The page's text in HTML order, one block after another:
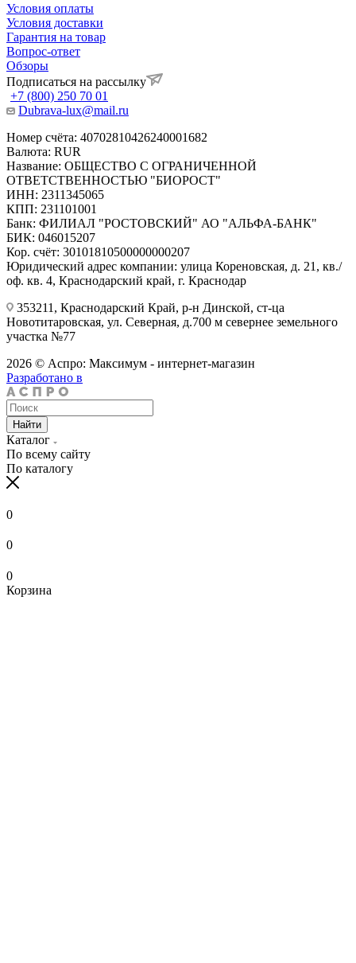
Условия оплаты
Условия доставки
Гарантия на товар
Вопрос-ответ
Обзоры
Подписаться на рассылку
+7 (800) 250 70 01
Dubrava-lux@mail.ru
Номер счёта: 40702810426240001682
Валюта: RUR
Название: ОБЩЕСТВО С ОГРАНИЧЕННОЙ
ОТВЕТСТВЕННОСТЬЮ "БИОРОСТ"
ИНН: 2311345065
КПП: 231101001
Банк: ФИЛИАЛ "РОСТОВСКИЙ" АО "АЛЬФА-БАНК"
БИК: 046015207
Кор. счёт: 30101810500000000207
Юридический адрес компании: улица Кореновская, д. 21, кв./
оф. кв. 4, Краснодарский край, г. Краснодар
353211, Краснодарский Край, р-н Динской, ст-ца
Новотитаровская, ул. Северная, д.700 м севернее земельного
участка №77
2026 © Аспро: Максимум - интернет-магазин
Разработано в
Найти
Каталог
По всему сайту
По каталогу
0
0
0
Корзина